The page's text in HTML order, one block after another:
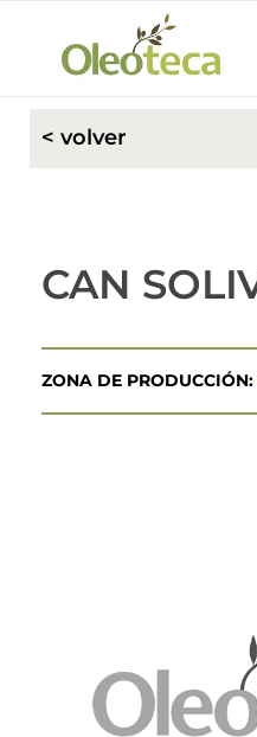
< volver
CAN
ZONA DE PRODUCCIÓN: